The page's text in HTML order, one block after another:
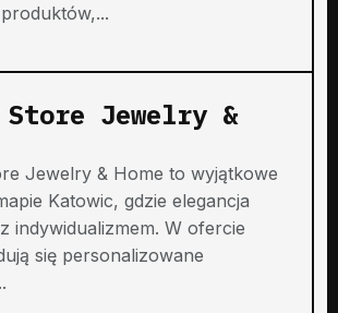
Store Jewelry &
Jewelry & Home to wyjątkowe
Katowic, gdzie elegancja
indywidualizmem. W ofercie
się personalizowane